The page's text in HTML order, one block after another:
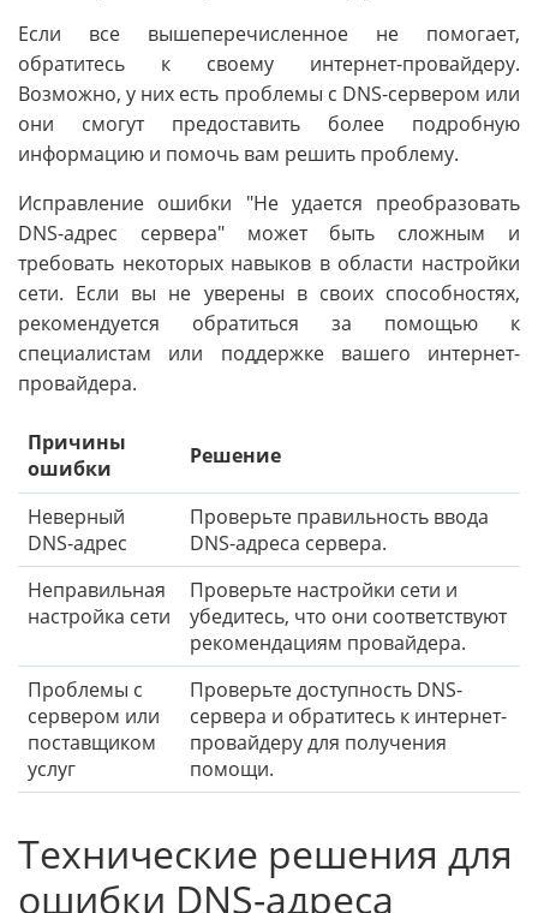
Если все вышеперечисленное не помогает,
обратитесь к своему интернет-провайдеру.
Возможно, у них есть проблемы с DNS-сервером или
они смогут предоставить более подробную
информацию и помочь вам решить проблему.
Исправление ошибки "Не удается преобразовать
DNS-адрес сервера" может быть сложным и
требовать некоторых навыков в области настройки
сети. Если вы не уверены в своих способностях,
рекомендуется обратиться за помощью к
специалистам или поддержке вашего интернет-
провайдера.
Причины
ошибки
Решение
Неверный
DNS-адрес
Проверьте правильность ввода
DNS-адреса сервера.
Неправильная
настройка сети
Проверьте настройки сети и
убедитесь, что они соответствуют
рекомендациям провайдера.
Проблемы с
сервером или
поставщиком
услуг
Проверьте доступность DNS-
сервера и обратитесь к интернет-
провайдеру для получения
помощи.
Технические решения для
ошибки DNS-адреса